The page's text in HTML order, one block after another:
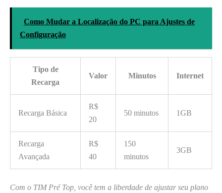
Como Mudar a Localização do PC para Ajustes de
Configuração
Tipo de
Recarga
Valor Minutos Internet
Recarga Básica
R$
20
50 minutos 1GB
Recarga
Avançada
R$
40
150
minutos
3GB
Com o TIM Pré Top, você tem a liberdade de ajustar seu plano